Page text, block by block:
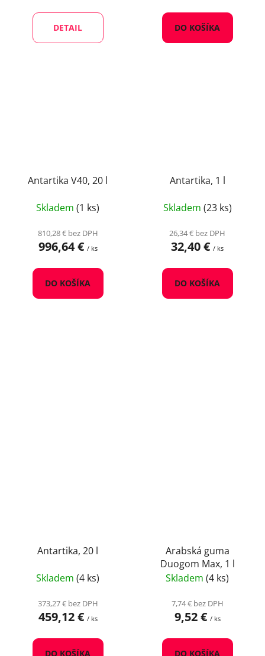
DETAIL DO KOŠÍKA
Antartika V40, 20 l
Skladem (1 ks)
810,28 € bez DPH
996,64 € / ks
DO KOŠÍKA
Antartika, 1 l
Skladem (23 ks)
26,34 € bez DPH
32,40 € / ks
DO KOŠÍKA
Antartika, 20 l
Skladem (4 ks)
373,27 € bez DPH
459,12 € / ks
DO KOŠÍKA
Arabská guma
Duogom Max, 1 l
Skladem (4 ks)
7,74 € bez DPH
9,52 € / ks
DO KOŠÍKA